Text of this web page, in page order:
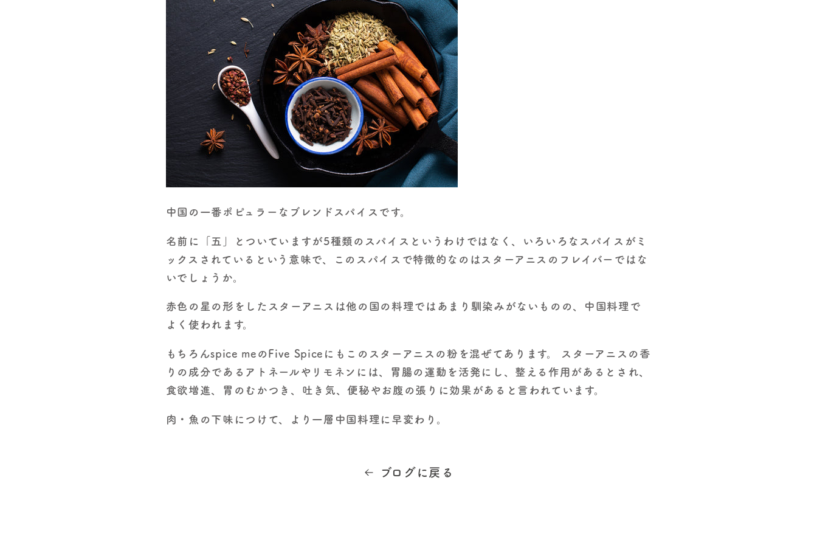
中国の一番ポピュラーなブレンドスパイスです。
名前に「五」とついていますが5種類のスパイスというわけではなく、いろいろなスパイスがミ
ックスされているという意味で、このスパイスで特徴的なのはスターアニスのフレイバーではな
いでしょうか。
赤色の星の形をしたスターアニスは他の国の料理ではあまり馴染みがないものの、中国料理で
よく使われます。
もちろんspice meのFive Spiceにもこのスターアニスの粉を混ぜてあります。 スターアニスの香
りの成分であるアトネールやリモネンには、胃腸の運動を活発にし、整える作用があるとされ、
食欲増進、胃のむかつき、吐き気、便秘やお腹の張りに効果があると言われています。
肉・魚の下味につけて、より一層中国料理に早変わり。
ブログに戻る